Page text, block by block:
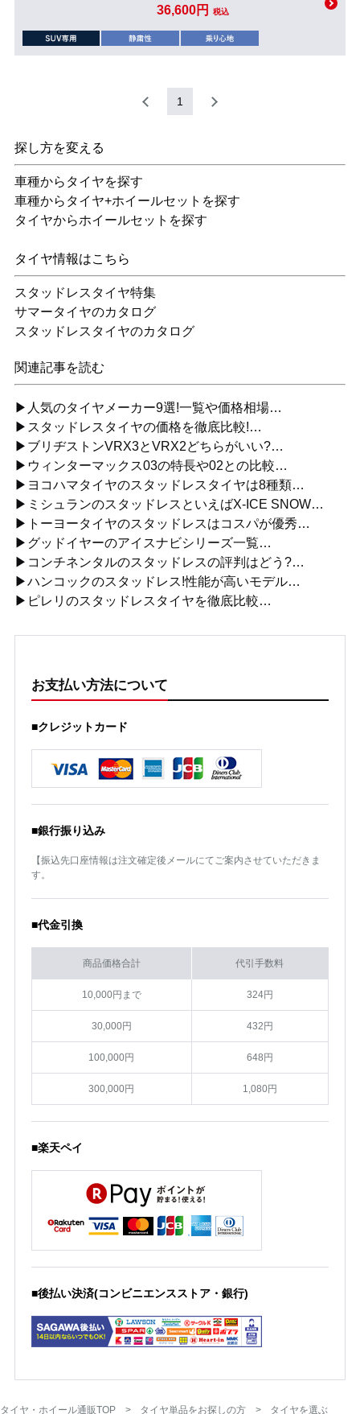
36,600円 税込
1
探し方を変える
車種からタイヤを探す
車種からタイヤ+ホイールセットを探す
タイヤからホイールセットを探す
タイヤ情報はこちら
スタッドレスタイヤ特集
サマータイヤのカタログ
スタッドレスタイヤのカタログ
関連記事を読む
▶人気のタイヤメーカー9選!一覧や価格相場…
▶スタッドレスタイヤの価格を徹底比較!…
▶ブリヂストンVRX3とVRX2どちらがいい?…
▶ウィンターマックス03の特長や02との比較…
▶ヨコハマタイヤのスタッドレスタイヤは8種類…
▶ミシュランのスタッドレスといえばX-ICE SNOW…
▶トーヨータイヤのスタッドレスはコスパが優秀…
▶グッドイヤーのアイスナビシリーズ一覧…
▶コンチネンタルのスタッドレスの評判はどう?…
▶ハンコックのスタッドレス!性能が高いモデル…
▶ピレリのスタッドレスタイヤを徹底比較…
お支払い方法について
■クレジットカード
■銀行振り込み
【振込先口座情報は注文確定後メールにてご案内させていただきま
す。
■代金引換
商品価格合計 代引手数料
10,000円まで 324円
30,000円 432円
100,000円 648円
300,000円 1,080円
■楽天ペイ
■後払い決済(コンビニエンスストア・銀行)
タイヤ・ホイール通販TOP タイヤ単品をお探しの方 タイヤを選ぶ